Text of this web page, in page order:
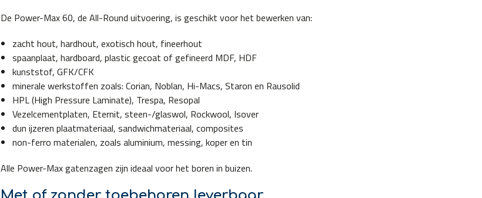
De Power-Max 60, de All-Round uitvoering, is geschikt voor het bewerken van:
zacht hout, hardhout, exotisch hout, fineerhout
spaanplaat, hardboard, plastic gecoat of gefineerd MDF, HDF
kunststof, GFK/CFK
minerale werkstoffen zoals: Corian, Noblan, Hi-Macs, Staron en Rausolid
HPL (High Pressure Laminate), Trespa, Resopal
Vezelcementplaten, Eternit, steen-/glaswol, Rockwool, Isover
dun ijzeren plaatmateriaal, sandwichmateriaal, composites
non-ferro materialen, zoals aluminium, messing, koper en tin
Alle Power-Max gatenzagen zijn ideaal voor het boren in buizen.